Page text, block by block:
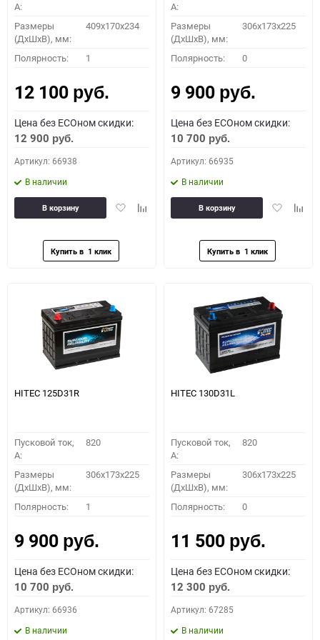
A:
Размеры
(ДхШхВ), мм:
409x170x234
Полярность: 1
12 100 руб.
Цена без ECOном скидки:
12 900 руб.
Артикул: 66938
В наличии
ДобавитьДобавить
В корзину
A:
Размеры
(ДхШхВ), мм:
306x173x225
Полярность: 0
9 900 руб.
Цена без ECOном скидки:
10 700 руб.
Артикул: 66935
В наличии
Добавить
В корзину
HITEC 125D31R
Пусковой ток,
A:
820
Размеры
(ДхШхВ), мм:
306x173x225
Полярность: 1
9 900 руб.
Цена без ECOном скидки:
10 700 руб.
Артикул: 66936
В наличии
HITEC 130D31L
Пусковой ток,
A:
820
Размеры
(ДхШхВ), мм:
306x173x225
Полярность: 0
11 500 руб.
Цена без ECOном скидки:
12 300 руб.
Артикул: 67285
В наличии